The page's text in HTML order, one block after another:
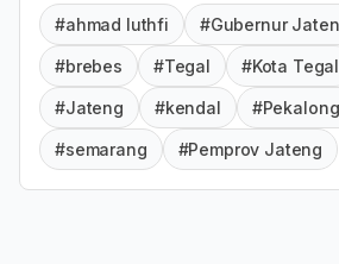
#ahmad luthfi #Gubernur
#brebes #Tegal #Kota Tegal
#Jateng #kendal
#semarang #Pemprov Jateng